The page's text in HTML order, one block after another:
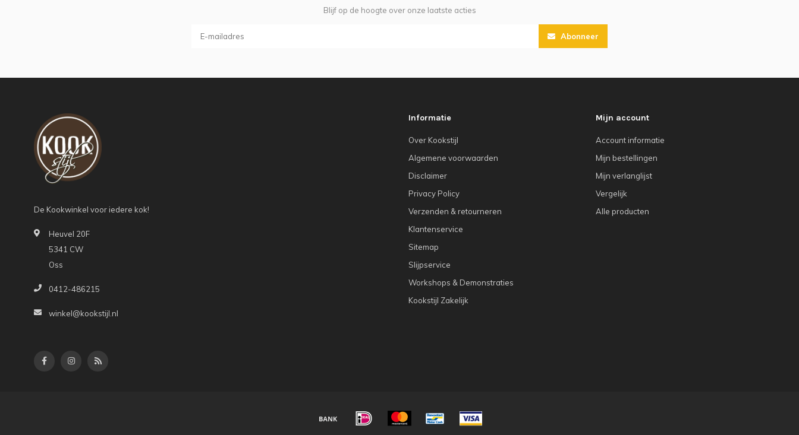
Blijf op de hoogte over onze laatste acties
Abonneer
De Kookwinkel voor iedere kok!
Heuvel 20F
5341 CW
Oss
0412-486215
winkel@kookstijl.nl
Informatie
Over Kookstijl
Algemene voorwaarden
Disclaimer
Privacy Policy
Verzenden & retourneren
Klantenservice
Sitemap
Slijpservice
Workshops & Demonstraties
Kookstijl Zakelijk
Mijn account
Account informatie
Mijn bestellingen
Mijn verlanglijst
Vergelijk
Alle producten